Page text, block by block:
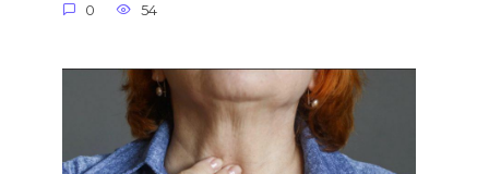
0 54